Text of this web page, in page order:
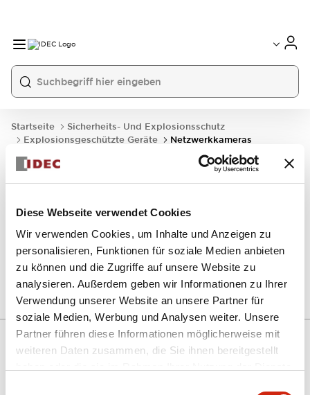
Diese Webseite verwendet Cookies
Wir verwenden Cookies, um Inhalte und Anzeigen zu
personalisieren, Funktionen für soziale Medien anbieten
zu können und die Zugriffe auf unsere Website zu
analysieren. Außerdem geben wir Informationen zu Ihrer
Verwendung unserer Website an unsere Partner für
soziale Medien, Werbung und Analysen weiter. Unsere
Partner führen diese Informationen möglicherweise mit
weiteren Daten zusammen, die Sie ihnen bereitgestellt
Startseite
Sicherheits- Und Explosionsschutz
Explosionsgeschützte Geräte
Netzwerkkameras
Netzwerkkameras
0 Serien Filters
Unterstützung